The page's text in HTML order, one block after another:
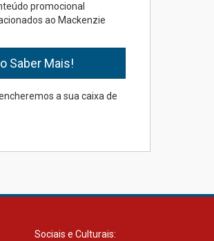
do Prêmio Jabuti
obra sobre ética e
promocional
ao Mackenzie
a sua caixa de
Sociais e Culturais: